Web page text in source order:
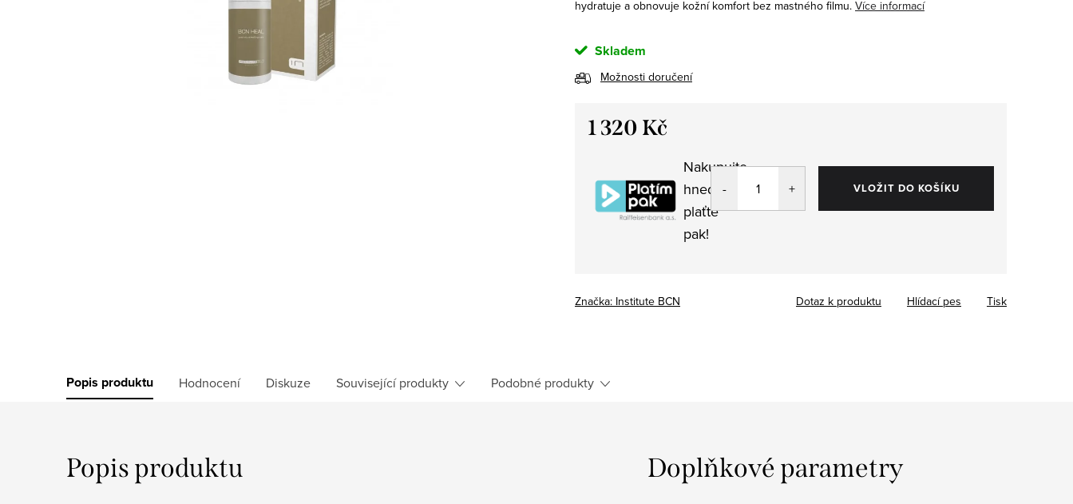
hydratuje a obnovuje kožní komfort bez mastného filmu. Více informací
Skladem
Možnosti doručení
1 320 Kč
Nakupujte
hned,
plaťte
pak!
VLOŽIT DO KOŠÍKU
Značka: Institute BCN Tisk
Dotaz k produktu Hlídací pes
Popis produktu Hodnocení Diskuze Související produkty Podobné produkty
Popis produktu Doplňkové parametry